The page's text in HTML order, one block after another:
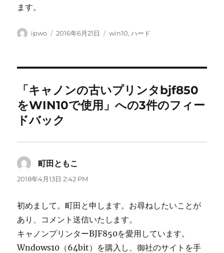
ます。
投
ipwo
投
2016年6月21日
カ
win10,ハード
「キャノンの古いプリンタbjf850
をWIN10で使用」への3件のフィー
ドバック
町田ともこ
り:
2018年4月13日 2:42 PM
初めまして。町田と申します。お尋ねしたいことが
あり、コメント送信いたします。
キャノンプリンターBJF850を愛用しています。
Wndows10（64bit）を購入し、御社のサイトを手